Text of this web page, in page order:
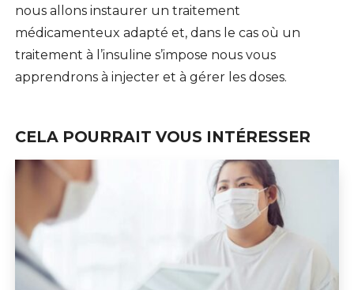
nous allons instaurer un traitement
médicamenteux adapté et, dans le cas où un
traitement à l’insuline s’impose nous vous
apprendrons à injecter et à gérer les doses.
CELA POURRAIT VOUS INTÉRESSER